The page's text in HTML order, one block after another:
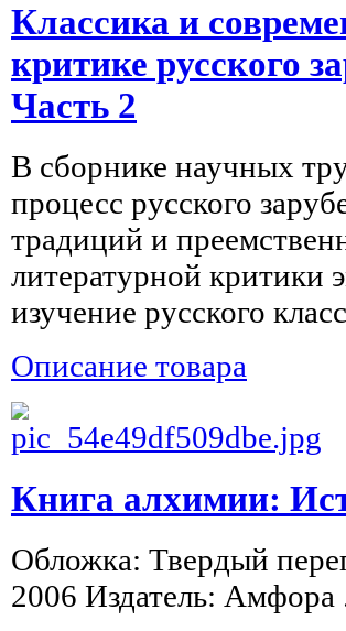
Классика и
критике русского
Часть 2
В сборнике научных
процесс русского
традиций и
литературной критики
изучение русского
Описание товара
Книга алхимии:
Обложка: Твердый
2006 Издатель: Амфора